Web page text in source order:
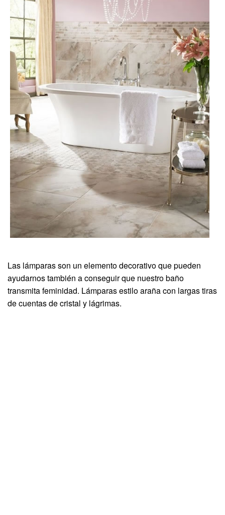
Las lámparas son un elemento decorativo que pueden
ayudarnos también a conseguir que nuestro baño
transmita feminidad. Lámparas estilo araña con largas tiras
de cuentas de cristal y lágrimas.